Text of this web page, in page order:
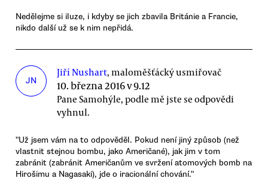
Nedělejme si iluze, i kdyby se jich zbavila Británie a Francie,
nikdo další už se k nim nepřidá.
JN
Jiří Nushart, maloměšťácký usmiřovač
10. března 2016 v 9.12
Pane Samohýle, podle mě jste se odpovědi
vyhnul.
"Už jsem vám na to odpověděl. Pokud není jiný způsob (než
vlastnit stejnou bombu, jako Američané), jak jim v tom
zabránit (zabránit Američanům ve svržení atomových bomb na
Hirošimu a Nagasaki), jde o iracionální chování."